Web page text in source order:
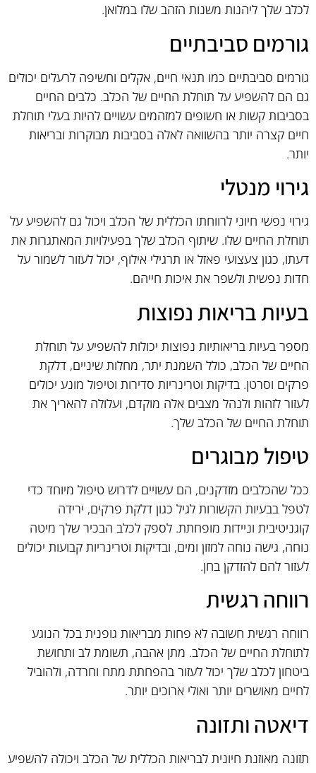
לכלב שלך ליהנות משנות הזהב שלו במלואן.
גורמים סביבתיים
גורמים סביבתיים כמו תנאי חיים, אקלים וחשיפה לרעלים יכולים
גם הם להשפיע על תוחלת החיים של הכלב. כלבים החיים
בסביבות קשות או חשופים למזהמים עשויים להיות בעלי תוחלת
חיים קצרה יותר בהשוואה לאלה בסביבות מבוקרות ובריאות
יותר.
גירוי מנטלי
גירוי נפשי חיוני לרווחתו הכללית של הכלב ויכול גם להשפיע על
תוחלת החיים שלו. שיתוף הכלב שלך בפעילויות המאתגרות את
דעתו, כגון צעצועי פאזל או תרגילי אילוף, יכול לעזור לשמור על
חדות נפשית ולשפר את איכות חייהם.
בעיות בריאות נפוצות
מספר בעיות בריאותיות נפוצות יכולות להשפיע על תוחלת
החיים של הכלב, כולל השמנת יתר, מחלות שיניים, דלקת
פרקים וסרטן. בדיקות וטרינריות סדירות וטיפול מונע יכולים
לעזור לזהות ולנהל מצבים אלה מוקדם, ועלולה להאריך את
תוחלת החיים של הכלב שלך.
טיפול מבוגרים
ככל שהכלבים מזדקנים, הם עשויים לדרוש טיפול מיוחד כדי
לטפל בבעיות הקשורות לגיל כגון דלקת פרקים, ירידה
קוגניטיבית וניידות מופחתת. לספק לכלב הבכיר שלך מיטה
נוחה, גישה נוחה למזון ומים, ובדיקות וטרינריות קבועות יכולים
לעזור להם להזדקן בחן.
רווחה רגשית
רווחה רגשית חשובה לא פחות מבריאות גופנית בכל הנוגע
לתוחלת החיים של הכלב. מתן אהבה, תשומת לב ותחושת
ביטחון לכלב שלך יכול לעזור בהפחתת מתח וחרדה, ולהוביל
לחיים מאושרים יותר ואולי ארוכים יותר.
דיאטה ותזונה
תזונה מאוזנת חיונית לבריאות הכללית של הכלב ויכולה להשפיע